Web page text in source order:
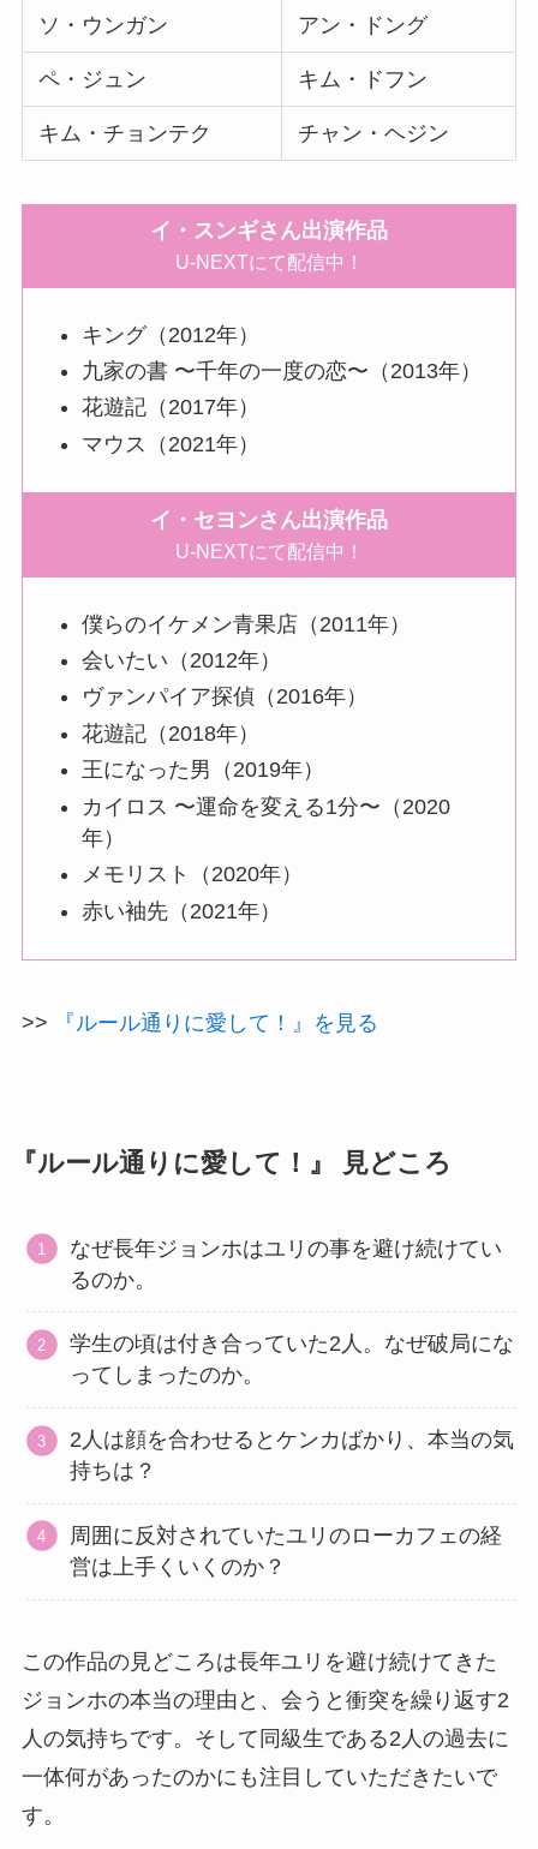
ソ・ウンガン アン・ドング
ペ・ジュン キム・ドフン
キム・チョンテク チャン・ヘジン
イ・スンギさん出演作品
U-NEXTにて配信中！
キング（2012年）
九家の書 〜千年の一度の恋〜（2013年）
花遊記（2017年）
マウス（2021年）
イ・セヨンさん出演作品
U-NEXTにて配信中！
僕らのイケメン青果店（2011年）
会いたい（2012年）
ヴァンパイア探偵（2016年）
花遊記（2018年）
王になった男（2019年）
カイロス 〜運命を変える1分〜（2020
年）
メモリスト（2020年）
赤い袖先（2021年）
>> 『ルール通りに愛して！』を見る
『ルール通りに愛して！』 見どころ
なぜ長年ジョンホはユリの事を避け続けてい
るのか。
学生の頃は付き合っていた2人。なぜ破局にな
ってしまったのか。
2人は顔を合わせるとケンカばかり、本当の気
持ちは？
周囲に反対されていたユリのローカフェの経
営は上手くいくのか？
この作品の見どころは長年ユリを避け続けてきた
ジョンホの本当の理由と、会うと衝突を繰り返す2
人の気持ちです。そして同級生である2人の過去に
一体何があったのかにも注目していただきたいで
す。